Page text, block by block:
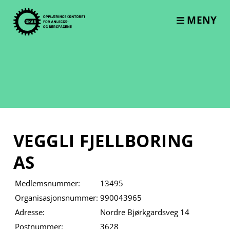
content
MENY
VEGGLI FJELLBORING
AS
Medlemsnummer:
13495
Organisasjonsnummer: 990043965
Adresse:
Nordre Bjørkgardsveg 14
Postnummer:
3628